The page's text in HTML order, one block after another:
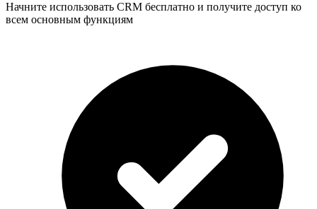
Начните использовать CRM бесплатно и получите доступ ко
всем основным функциям